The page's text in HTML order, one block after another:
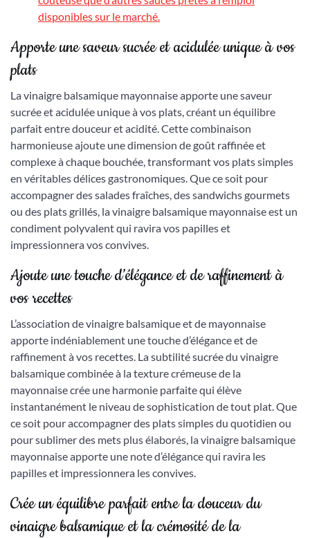
disponibles sur le marché.
Apporte une saveur sucrée et acidulée unique à vos
plats
La vinaigre balsamique mayonnaise apporte une saveur
sucrée et acidulée unique à vos plats, créant un équilibre
parfait entre douceur et acidité. Cette combinaison
harmonieuse ajoute une dimension de goût raffinée et
complexe à chaque bouchée, transformant vos plats simples
en véritables délices gastronomiques. Que ce soit pour
accompagner des salades fraîches, des sandwichs gourmets
ou des plats grillés, la vinaigre balsamique mayonnaise est un
condiment polyvalent qui ravira vos papilles et
impressionnera vos convives.
Ajoute une touche d’élégance et de raffinement à
vos recettes
L’association de vinaigre balsamique et de mayonnaise
apporte indéniablement une touche d’élégance et de
raffinement à vos recettes. La subtilité sucrée du vinaigre
balsamique combinée à la texture crémeuse de la
mayonnaise crée une harmonie parfaite qui élève
instantanément le niveau de sophistication de tout plat. Que
ce soit pour accompagner des plats simples du quotidien ou
pour sublimer des mets plus élaborés, la vinaigre balsamique
mayonnaise apporte une note d’élégance qui ravira les
papilles et impressionnera les convives.
Crée un équilibre parfait entre la douceur du
vinaigre balsamique et la crémosité de la